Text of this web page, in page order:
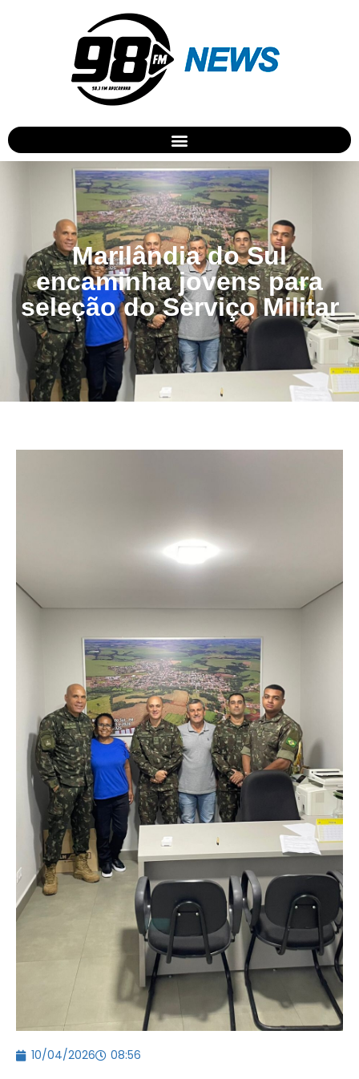
Marilândia do Sul
encaminha jovens para
seleção do Serviço Militar
10/04/2026 08:56